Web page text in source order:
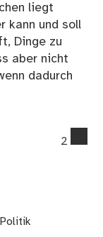
liegt
kann und soll
Dinge zu
aber nicht
dadurch
2
Politik